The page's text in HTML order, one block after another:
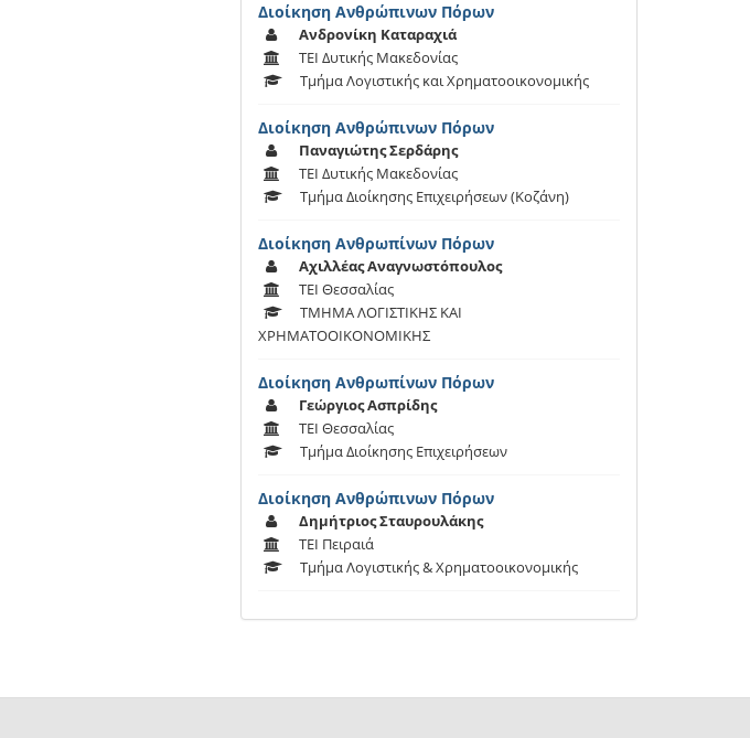
Διοίκηση Ανθρώπινων Πόρων
Ανδρονίκη Καταραχιά
ΤΕΙ Δυτικής Μακεδονίας
Τμήμα Λογιστικής και Χρηματοοικονομικής
Διοίκηση Ανθρώπινων Πόρων
Παναγιώτης Σερδάρης
ΤΕΙ Δυτικής Μακεδονίας
Τμήμα Διοίκησης Επιχειρήσεων (Κοζάνη)
Διοίκηση Ανθρωπίνων Πόρων
Αχιλλέας Αναγνωστόπουλος
ΤΕΙ Θεσσαλίας
ΤΜΗΜΑ ΛΟΓΙΣΤΙΚΗΣ ΚΑΙ
ΧΡΗΜΑΤΟΟΙΚΟΝΟΜΙΚΗΣ
Διοίκηση Ανθρωπίνων Πόρων
Γεώργιος Ασπρίδης
ΤΕΙ Θεσσαλίας
Τμήμα Διοίκησης Επιχειρήσεων
Διοίκηση Ανθρώπινων Πόρων
Δημήτριος Σταυρουλάκης
ΤΕΙ Πειραιά
Τμήμα Λογιστικής & Χρηματοοικονομικής